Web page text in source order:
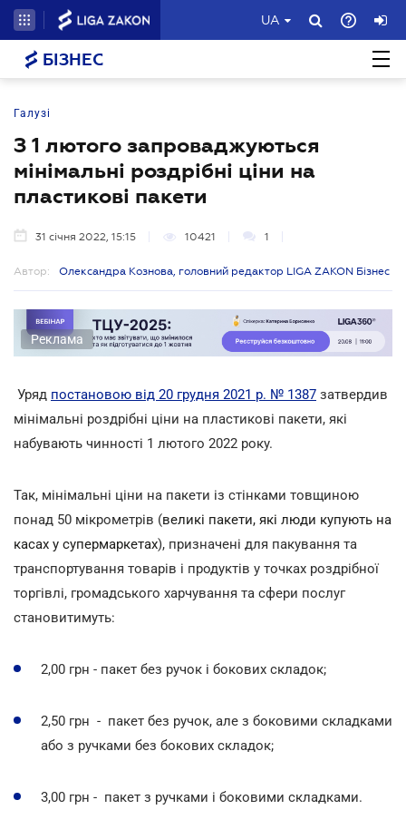
UA
БІЗНЕС
Галузі
З 1 лютого запроваджуються
мінімальні роздрібні ціни на
пластикові пакети
31 січня 2022, 15:15 10421 1
Автор: Олександра Кознова, головний редактор LIGA ZAKON Бізнес
Реклама
Уряд постановою від 20 грудня 2021 р. № 1387 затвердив
мінімальні роздрібні ціни на пластикові пакети, які
набувають чинності 1 лютого 2022 року.
Так, мінімальні ціни на пакети із стінками товщиною
понад 50 мікрометрів (великі пакети, які люди купують на
касах у супермаркетах), призначені для пакування та
транспортування товарів і продуктів у точках роздрібної
торгівлі, громадського харчування та сфери послуг
становитимуть:
2,00 грн - пакет без ручок і бокових складок;
2,50 грн - пакет без ручок, але з боковими складками
або з ручками без бокових складок;
3,00 грн - пакет з ручками і боковими складками.